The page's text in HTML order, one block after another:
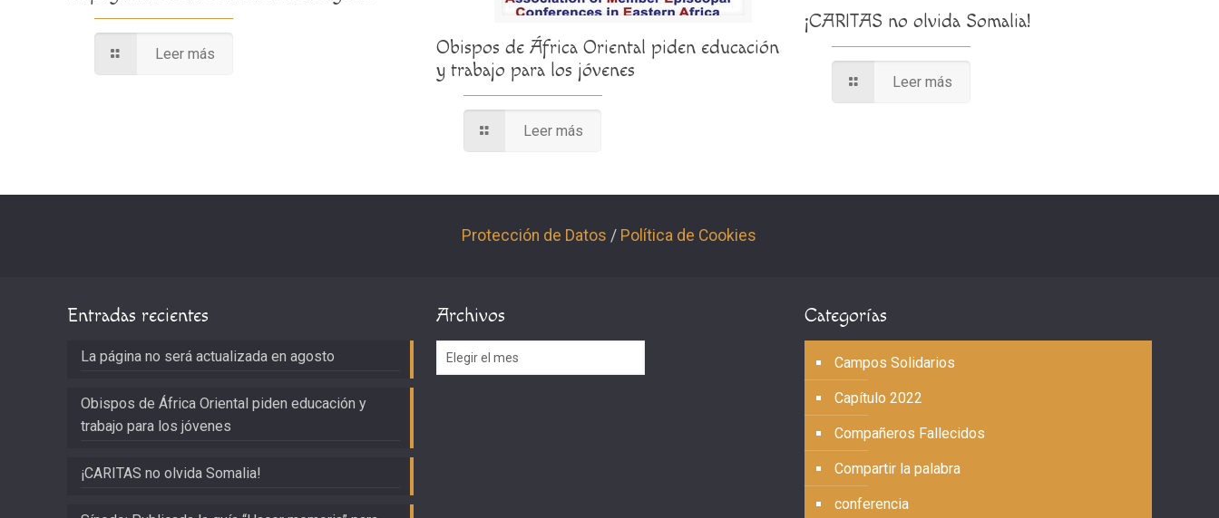
Leer más
Obispos de África Oriental piden educación
y trabajo para los jóvenes
Leer más
¡CARITAS no olvida Somalia!
Leer más
Protección de Datos / Política de Cookies
Entradas recientes
La página no será actualizada en agosto
Obispos de África Oriental piden educación y
trabajo para los jóvenes
¡CARITAS no olvida Somalia!
Archivos
Archivos
Categorías
Campos Solidarios
Capítulo 2022
Compañeros Fallecidos
Compartir la palabra
conferencia